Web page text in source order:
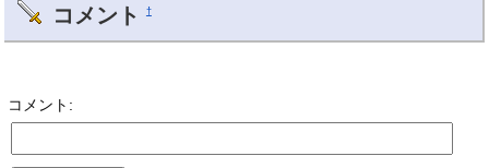
コメント †
コメント: